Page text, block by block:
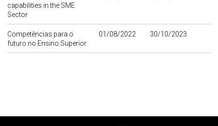
capabilities in the SME
Sector
Competências para o
futuro no Ensino Superior
01/08/2022 30/10/2023